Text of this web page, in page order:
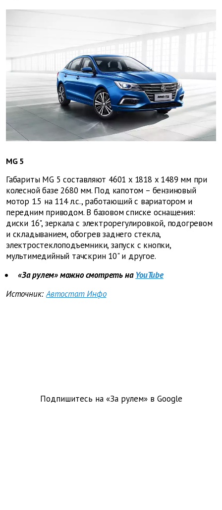
MG 5
Габариты MG 5 составляют 4601 x 1818 x 1489 мм при
колесной базе 2680 мм. Под капотом – бензиновый
мотор 1.5 на 114 л.с., работающий с вариатором и
передним приводом. В базовом списке оснащения:
диски 16", зеркала с электрорегулировкой, подогревом
и складыванием, обогрев заднего стекла,
электростеклоподъемники, запуск с кнопки,
мультимедийный тачскрин 10" и другое.
«За рулем» можно смотреть на YouTube
Источник: Автостат Инфо
Подпишитесь на «За рулем» в Google